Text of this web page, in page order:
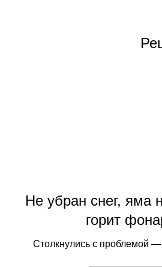
Не убран снег, яма
горит
Столкнулись с проблемой